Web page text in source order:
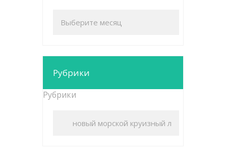
Рубрики
Рубрики